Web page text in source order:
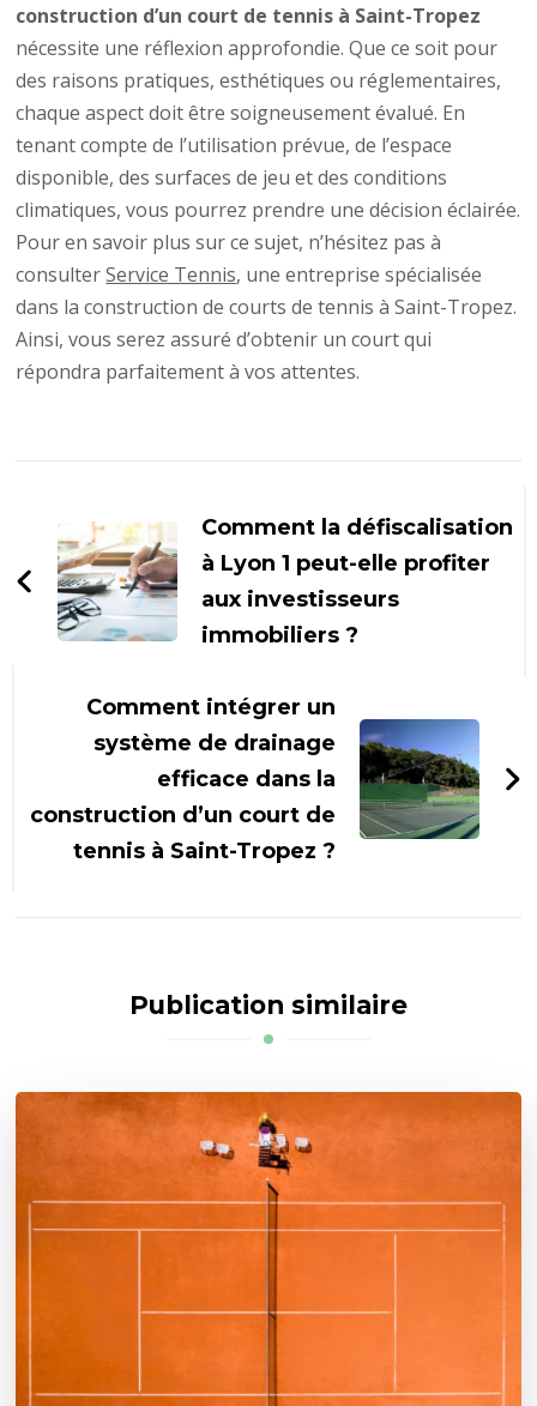
construction d’un court de tennis à Saint-Tropez
nécessite une réflexion approfondie. Que ce soit pour
des raisons pratiques, esthétiques ou réglementaires,
chaque aspect doit être soigneusement évalué. En
tenant compte de l’utilisation prévue, de l’espace
disponible, des surfaces de jeu et des conditions
climatiques, vous pourrez prendre une décision éclairée.
Pour en savoir plus sur ce sujet, n’hésitez pas à
consulterService Tennis, une entreprise spécialisée
dans la construction de courts de tennis à Saint-Tropez.
Ainsi, vous serez assuré d’obtenir un court qui
répondra parfaitement à vos attentes.
d'article
Comment la défiscalisation
à Lyon 1 peut-elle profiter
aux investisseurs
immobiliers ?
Comment intégrer un
système de drainage
efficace dans la
construction d’un court de
tennis à Saint-Tropez ?
Publication similaire